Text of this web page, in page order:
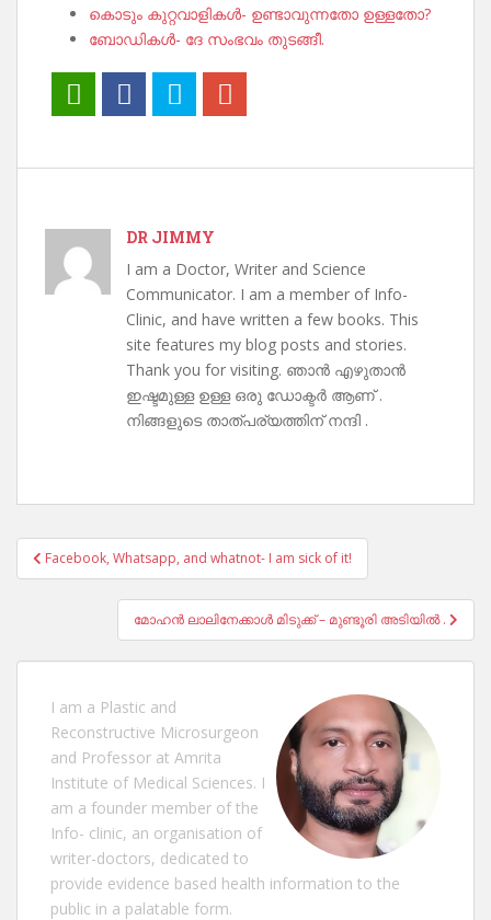
കൊടും കുറ്റവാളികൾ- ഉണ്ടാവുന്നതോ ഉള്ളതോ?
ബോഡികൾ- ദേ സംഭവം തുടങ്ങീ.
DR JIMMY
I am a Doctor, Writer and Science
Communicator. I am a member of Info-
Clinic, and have written a few books. This
site features my blog posts and stories.
Thank you for visiting. ഞാൻ എഴുതാൻ
ഇഷ്ടമുള്ള ഉള്ള ഒരു ഡോക്ടർ ആണ് .
നിങ്ങളുടെ താത്പര്യത്തിന് നന്ദി .
Post
navigation
Facebook, Whatsapp, and whatnot- I am sick of it!
മോഹൻ ലാലിനേക്കാൾ മിടുക്ക് – മുണ്ടൂരി അടിയിൽ .
I am a Plastic and
Reconstructive Microsurgeon
and Professor at Amrita
Institute of Medical Sciences. I
am a founder member of the
Info- clinic, an organisation of
writer-doctors, dedicated to
provide evidence based health information to the
public in a palatable form.